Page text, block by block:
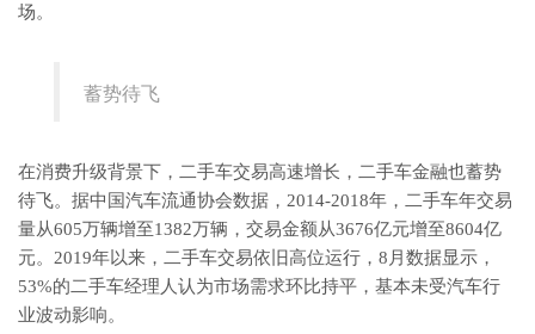
场。
蓄势待飞
在消费升级背景下，二手车交易高速增长，二手车金融也蓄势
待飞。据中国汽车流通协会数据，2014-2018年，二手车年交易
量从605万辆增至1382万辆，交易金额从3676亿元增至8604亿
元。2019年以来，二手车交易依旧高位运行，8月数据显示，
53%的二手车经理人认为市场需求环比持平，基本未受汽车行
业波动影响。